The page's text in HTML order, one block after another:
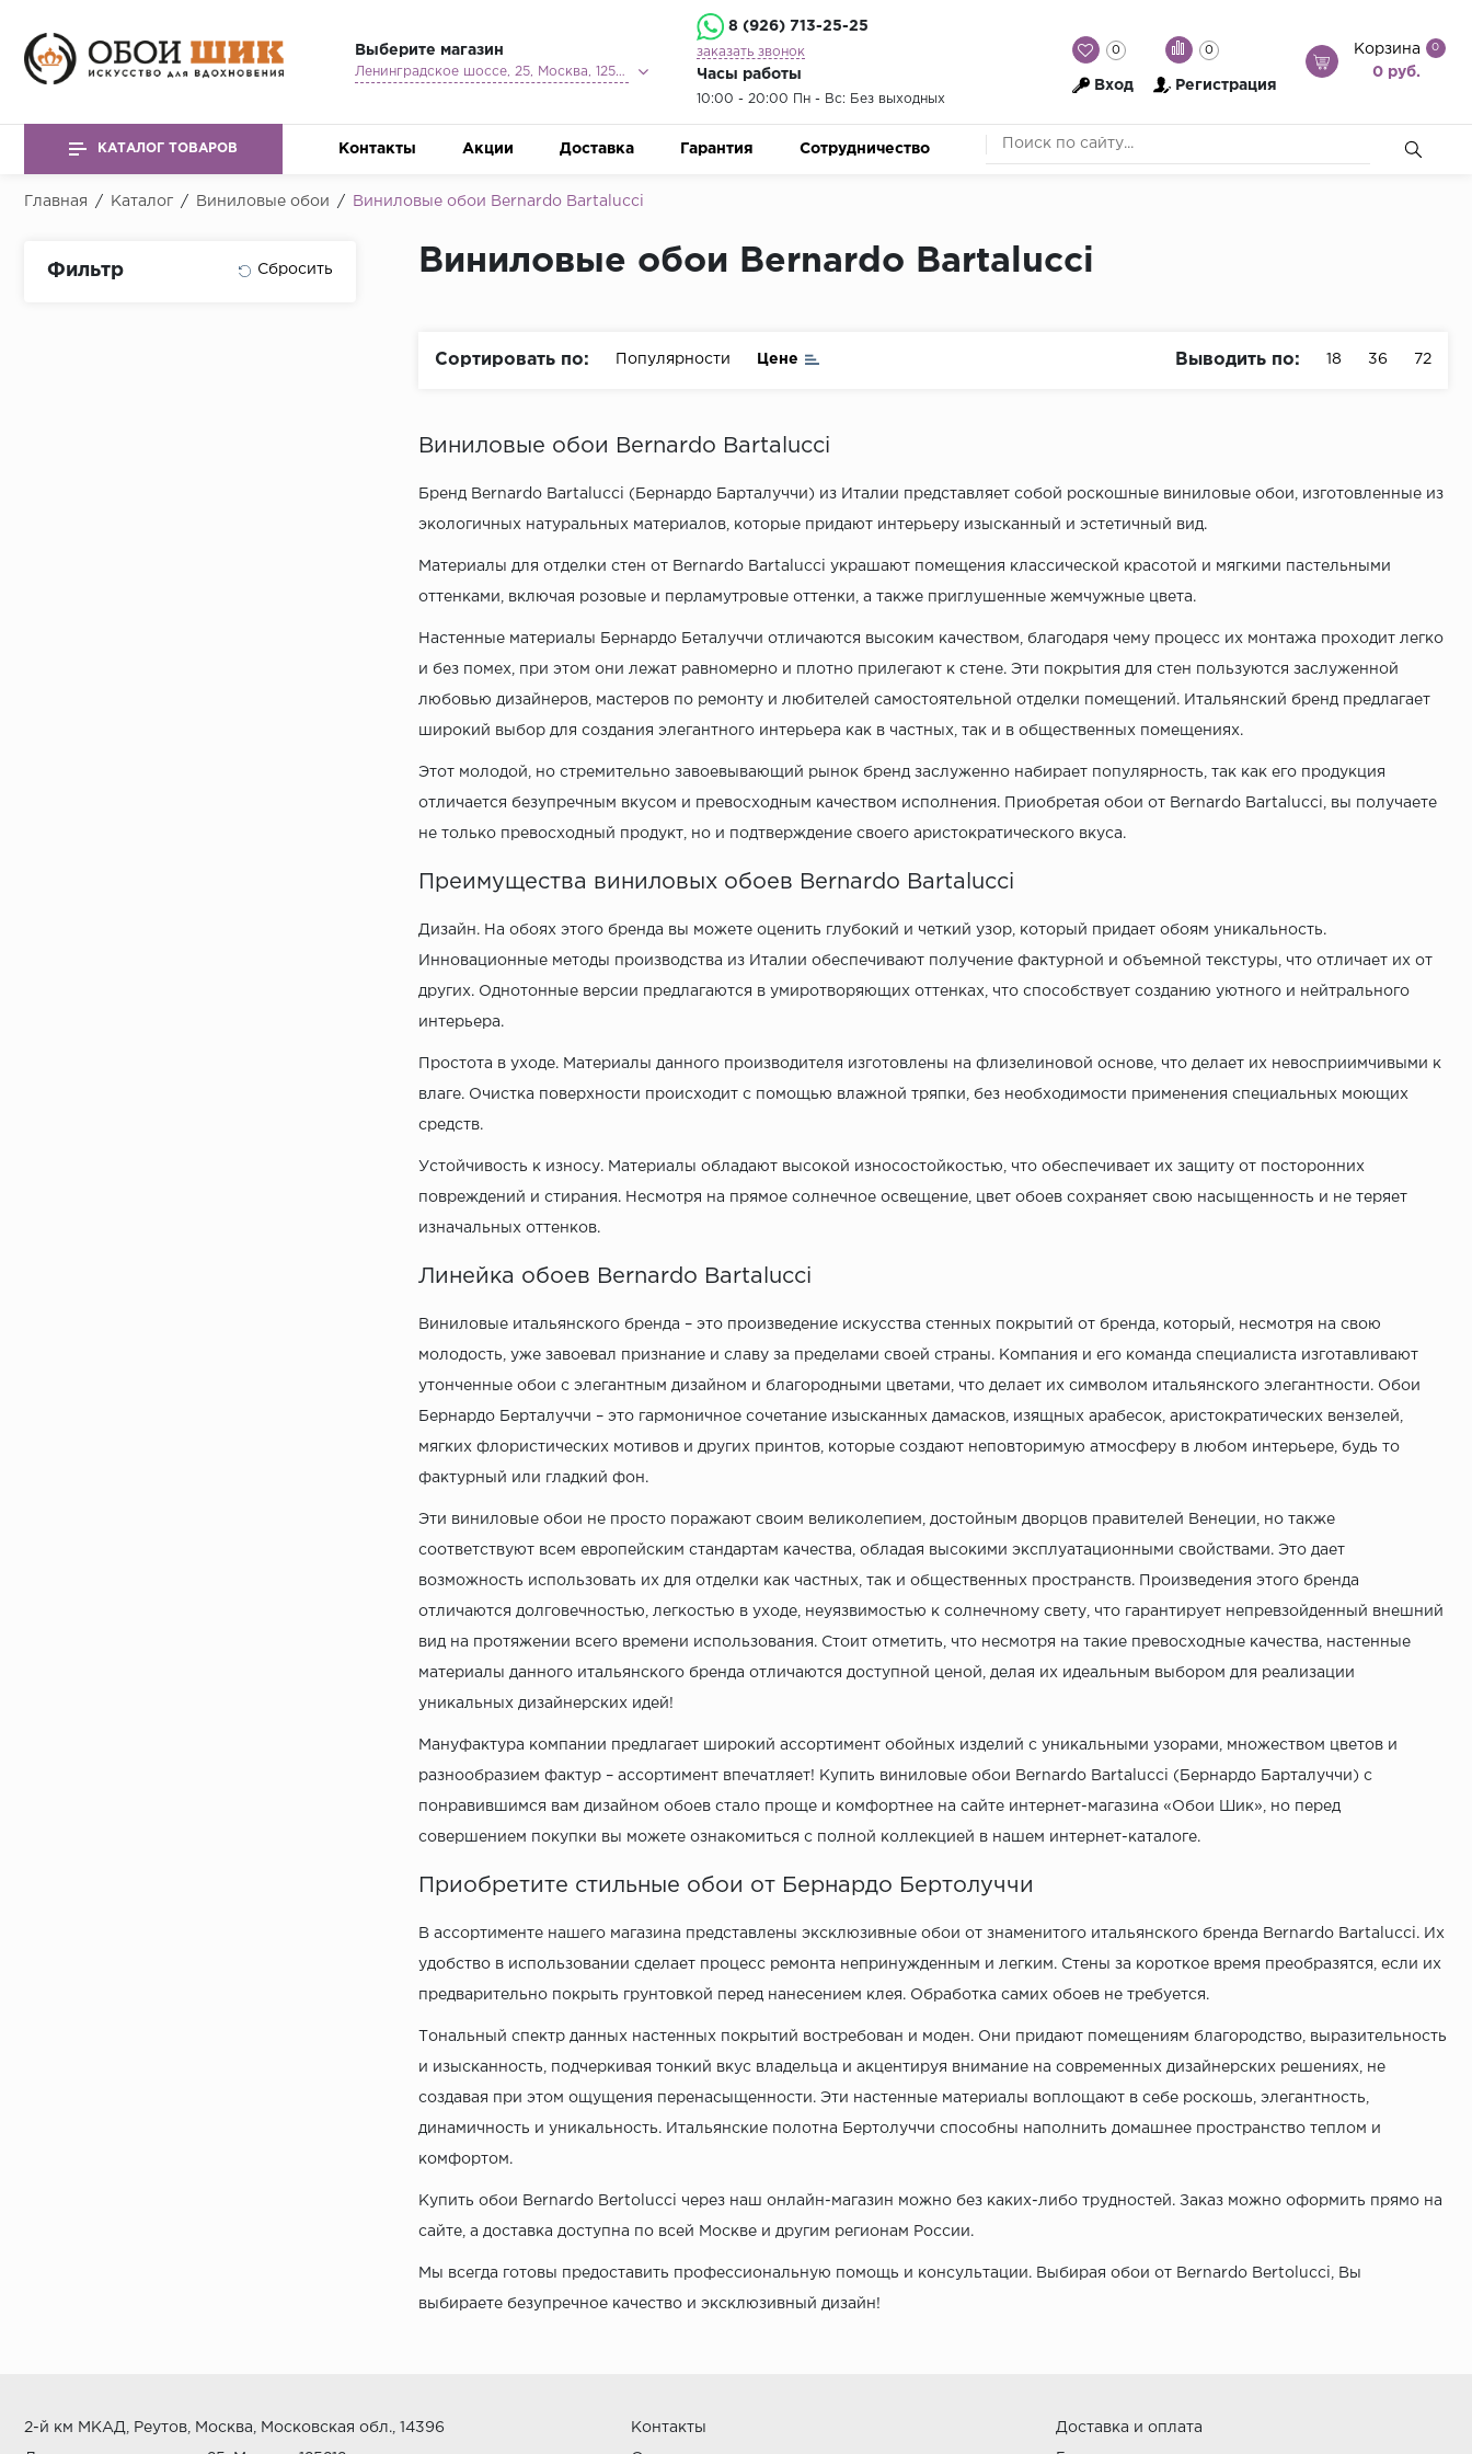
Выберите магазин
Ленинградское шоссе, 25, Москва, 125212
8 (926) 713-25-25
заказать звонок
Часы работы
10:00 - 20:00 Пн - Вс: Без выходных
0 0
Вход Регистрация
Корзина 0
0 руб.
КАТАЛОГ ТОВАРОВ Контакты Акции Доставка Гарантия Сотрудничество
Главная / Каталог / Виниловые обои / Виниловые обои Bernardo Bartalucci
Фильтр Виниловые обои Bernardo Bartalucci
Сортировать по: Популярности Цене Выводить по: 18 36 72
Виниловые обои Bernardo Bartalucci
Бренд Bernardo Bartalucci (Бернардо Барталуччи) из Италии представляет собой роскошные виниловые обои, изготовленные из
экологичных натуральных материалов, которые придают интерьеру изысканный и эстетичный вид.
Материалы для отделки стен от Bernardo Bartalucci украшают помещения классической красотой и мягкими пастельными
оттенками, включая розовые и перламутровые оттенки, а также приглушенные жемчужные цвета.
Настенные материалы Бернардо Беталуччи отличаются высоким качеством, благодаря чему процесс их монтажа проходит легко
и без помех, при этом они лежат равномерно и плотно прилегают к стене. Эти покрытия для стен пользуются заслуженной
любовью дизайнеров, мастеров по ремонту и любителей самостоятельной отделки помещений. Итальянский бренд предлагает
широкий выбор для создания элегантного интерьера как в частных, так и в общественных помещениях.
Этот молодой, но стремительно завоевывающий рынок бренд заслуженно набирает популярность, так как его продукция
отличается безупречным вкусом и превосходным качеством исполнения. Приобретая обои от Bernardo Bartalucci, вы получаете
не только превосходный продукт, но и подтверждение своего аристократического вкуса.
Преимущества виниловых обоев Bernardo Bartalucci
Дизайн. На обоях этого бренда вы можете оценить глубокий и четкий узор, который придает обоям уникальность.
Инновационные методы производства из Италии обеспечивают получение фактурной и объемной текстуры, что отличает их от
других. Однотонные версии предлагаются в умиротворяющих оттенках, что способствует созданию уютного и нейтрального
интерьера.
Простота в уходе. Материалы данного производителя изготовлены на флизелиновой основе, что делает их невосприимчивыми к
влаге. Очистка поверхности происходит с помощью влажной тряпки, без необходимости применения специальных моющих
средств.
Устойчивость к износу. Материалы обладают высокой износостойкостью, что обеспечивает их защиту от посторонних
повреждений и стирания. Несмотря на прямое солнечное освещение, цвет обоев сохраняет свою насыщенность и не теряет
изначальных оттенков.
Линейка обоев Bernardo Bartalucci
Виниловые итальянского бренда – это произведение искусства стенных покрытий от бренда, который, несмотря на свою
молодость, уже завоевал признание и славу за пределами своей страны. Компания и его команда специалиста изготавливают
утонченные обои с элегантным дизайном и благородными цветами, что делает их символом итальянского элегантности. Обои
Бернардо Берталуччи – это гармоничное сочетание изысканных дамасков, изящных арабесок, аристократических вензелей,
мягких флористических мотивов и других принтов, которые создают неповторимую атмосферу в любом интерьере, будь то
фактурный или гладкий фон.
Эти виниловые обои не просто поражают своим великолепием, достойным дворцов правителей Венеции, но также
соответствуют всем европейским стандартам качества, обладая высокими эксплуатационными свойствами. Это дает
возможность использовать их для отделки как частных, так и общественных пространств. Произведения этого бренда
отличаются долговечностью, легкостью в уходе, неуязвимостью к солнечному свету, что гарантирует непревзойденный внешний
вид на протяжении всего времени использования. Стоит отметить, что несмотря на такие превосходные качества, настенные
материалы данного итальянского бренда отличаются доступной ценой, делая их идеальным выбором для реализации
уникальных дизайнерских идей!
Мануфактура компании предлагает широкий ассортимент обойных изделий с уникальными узорами, множеством цветов и
разнообразием фактур – ассортимент впечатляет! Купить виниловые обои Bernardo Bartalucci (Бернардо Барталуччи) с
понравившимся вам дизайном обоев стало проще и комфортнее на сайте интернет-магазина «Обои Шик», но перед
совершением покупки вы можете ознакомиться с полной коллекцией в нашем интернет-каталоге.
Приобретите стильные обои от Бернардо Бертолуччи
В ассортименте нашего магазина представлены эксклюзивные обои от знаменитого итальянского бренда Bernardo Bartalucci. Их
удобство в использовании сделает процесс ремонта непринужденным и легким. Стены за короткое время преобразятся, если их
предварительно покрыть грунтовкой перед нанесением клея. Обработка самих обоев не требуется.
Тональный спектр данных настенных покрытий востребован и моден. Они придают помещениям благородство, выразительность
и изысканность, подчеркивая тонкий вкус владельца и акцентируя внимание на современных дизайнерских решениях, не
создавая при этом ощущения перенасыщенности. Эти настенные материалы воплощают в себе роскошь, элегантность,
динамичность и уникальность. Итальянские полотна Бертолуччи способны наполнить домашнее пространство теплом и
комфортом.
Купить обои Bernardo Bertolucci через наш онлайн-магазин можно без каких-либо трудностей. Заказ можно оформить прямо на
сайте, а доставка доступна по всей Москве и другим регионам России.
Мы всегда готовы предоставить профессиональную помощь и консультации. Выбирая обои от Bernardo Bertolucci, Вы
выбираете безупречное качество и эксклюзивный дизайн!
2-й км МКАД, Реутов, Москва, Московская обл., 14396 Контакты Доставка и оплата